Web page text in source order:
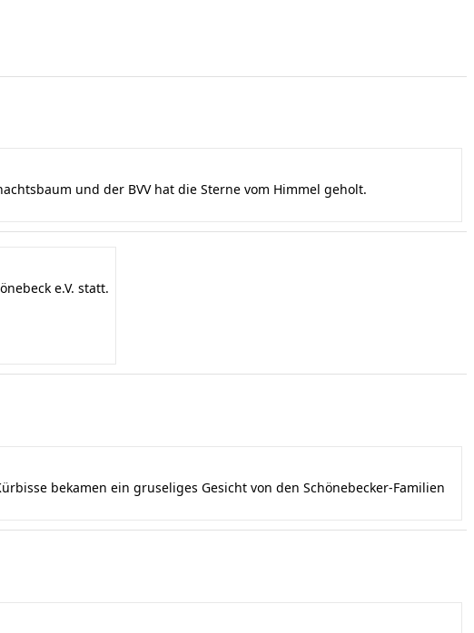
und der BVV hat die Sterne vom Himmel geholt.
e.V. statt.
bekamen ein gruseliges Gesicht von den Schönebecker-Familien